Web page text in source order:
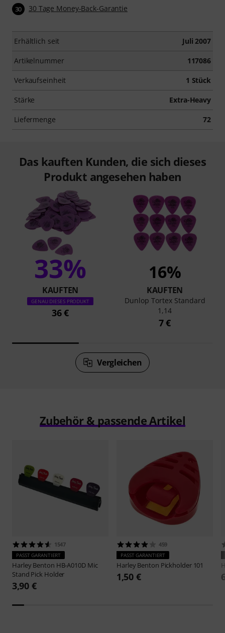
30 30 Tage Money-Back-Garantie
Erhältlich seit Juli 2007
Artikelnummer 117086
Verkaufseinheit 1 Stück
Stärke Extra-Heavy
Liefermenge 72
Das kauften Kunden, die sich dieses
Produkt angesehen haben
33%
KAUFTEN
GENAU DIESES PRODUKT
36 €
16%
KAUFTEN
Dunlop Tortex Standard
1,14
7 €
Vergleichen
Zubehör & passende Artikel
1547
PASST GARANTIERT
Harley Benton HB-A010D Mic
Stand Pick Holder
3,90 €
459
PASST GARANTIERT
Harley Benton Pickholder 101
1,50 €